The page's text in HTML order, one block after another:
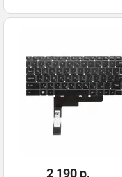
2 190 р.